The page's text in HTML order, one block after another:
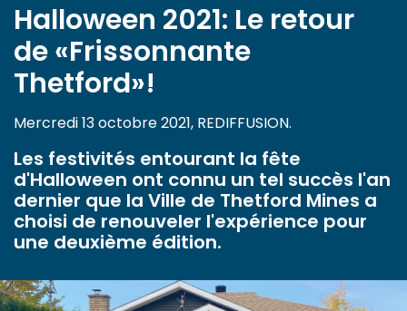
Halloween 2021: Le retour
de «Frissonnante
Thetford»!
Mercredi 13 octobre 2021, REDIFFUSION.
Les festivités entourant la fête
d'Halloween ont connu un tel succès l'an
dernier que la Ville de Thetford Mines a
choisi de renouveler l'expérience pour
une deuxième édition.